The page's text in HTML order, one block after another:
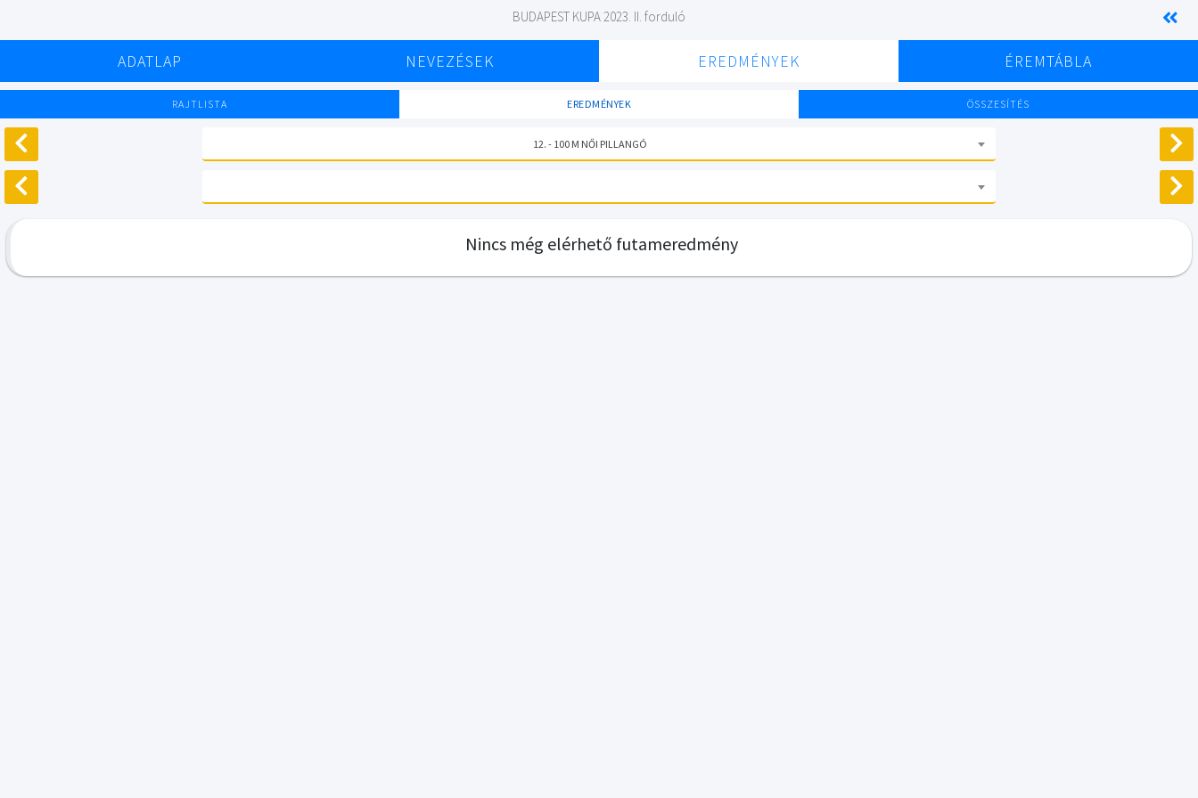
BUDAPEST KUPA 2023. II. forduló
ADATLAP NEVEZÉSEK EREDMÉNYEK ÉREMTÁBLA
RAJTLISTA EREDMÉNYEK ÖSSZESÍTÉS
12. - 100 M NŐI PILLANGÓ
Nincs még elérhető futameredmény